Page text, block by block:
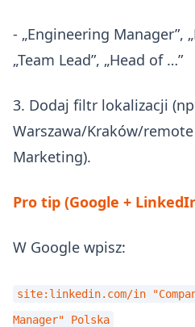
- „Engineering Manager”,
„Team Lead”, „Head of …”
3. Dodaj filtr lokalizacji
Warszawa/Kraków/remote
Marketing).
Pro tip (Google +
W Google wpisz:
site:linkedin.com/in
Manager" Polska